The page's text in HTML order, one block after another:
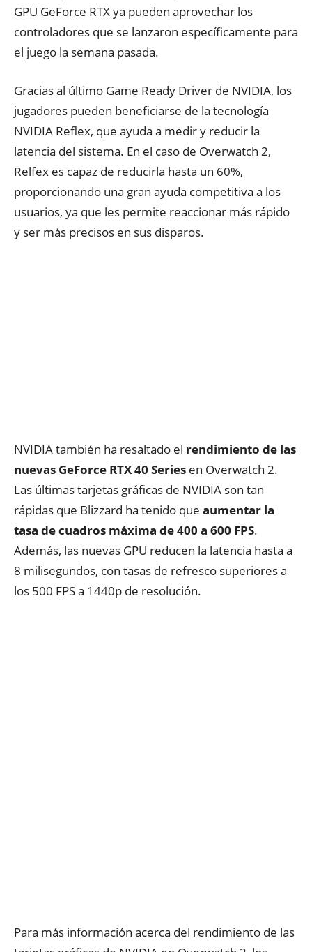
GPU GeForce RTX ya pueden aprovechar los
controladores que se lanzaron específicamente para
el juego la semana pasada.
Gracias al último Game Ready Driver de NVIDIA, los
jugadores pueden beneficiarse de la tecnología
NVIDIA Reflex, que ayuda a medir y reducir la
latencia del sistema. En el caso de Overwatch 2,
Relfex es capaz de reducirla hasta un 60%,
proporcionando una gran ayuda competitiva a los
usuarios, ya que les permite reaccionar más rápido
y ser más precisos en sus disparos.
NVIDIA también ha resaltado el rendimiento de las
nuevas GeForce RTX 40 Series en Overwatch 2.
Las últimas tarjetas gráficas de NVIDIA son tan
rápidas que Blizzard ha tenido que aumentar la
tasa de cuadros máxima de 400 a 600 FPS.
Además, las nuevas GPU reducen la latencia hasta a
8 milisegundos, con tasas de refresco superiores a
los 500 FPS a 1440p de resolución.
Para más información acerca del rendimiento de las